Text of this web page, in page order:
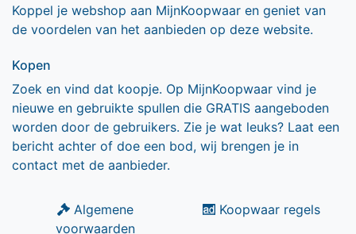
Koppel je webshop aan MijnKoopwaar en geniet van
de voordelen van het aanbieden op deze website.
Kopen
Zoek en vind dat koopje. Op MijnKoopwaar vind je
nieuwe en gebruikte spullen die GRATIS aangeboden
worden door de gebruikers. Zie je wat leuks? Laat een
bericht achter of doe een bod, wij brengen je in
contact met de aanbieder.
Algemene
voorwaarden
Koopwaar regels